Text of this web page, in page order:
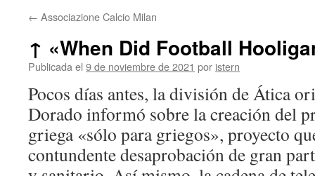
contenido
← Associazione Calcio Milan
↑ «When Did Football
Publicada el 9 de noviembre de 2021 por istern
Pocos días antes, la división de Ática
Dorado informó sobre la creación del
griega «sólo para griegos», proyecto
contundente desaprobación de gran